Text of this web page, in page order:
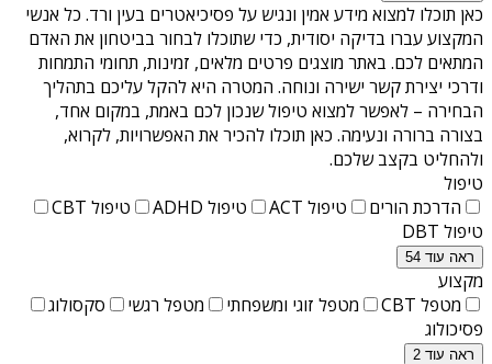
כאן תוכלו למצוא מידע אמין ונגיש על פסיכיאטרים בעין ורד. כל אנשי
המקצוע עברו בדיקה יסודית, כדי שתוכלו לבחור בביטחון את האדם
המתאים לכם. באתר מוצגים פרטים מלאים, זמינות, תחומי התמחות
ודרכי יצירת קשר ישירה ונוחה. המטרה היא להקל עליכם בתהליך
הבחירה – לאפשר למצוא טיפול שנכון לכם באמת, במקום אחד,
בצורה ברורה ונעימה. כאן תוכלו להכיר את האפשרויות, לקרוא,
ולהחליט בקצב שלכם.
טיפול
הדרכת הורים
טיפול ACT טיפול ADHD
טיפול CBT
טיפול DBT
ראה עוד 54
מקצוע
מטפל CBT
מטפל זוגי ומשפחתי מטפל רגשי
סקסולוג
פסיכולוג
ראה עוד 2